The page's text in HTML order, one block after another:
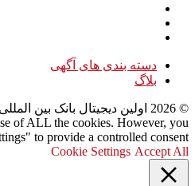
دسته بندی های آگهی
بلاگ
©
2026 اولین دیجیتال بانک بین
of ALL the cookies. However, you
to provide a controlled consent.
Cookie Settings Accept All